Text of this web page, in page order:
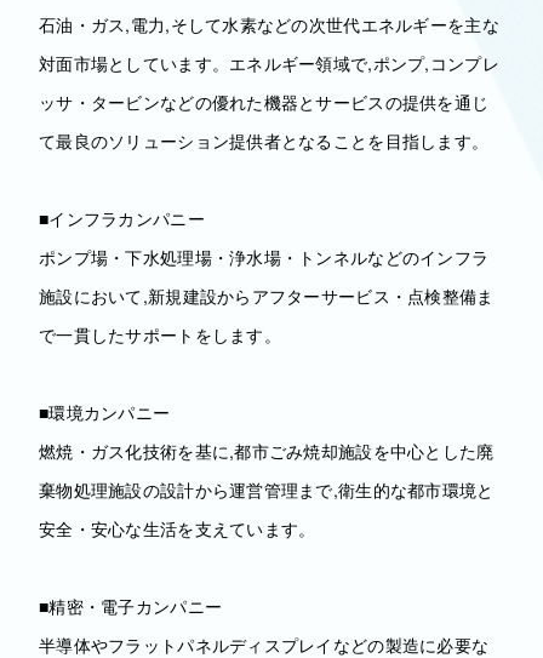
石油・ガス,電力,そして水素などの次世代エネルギーを主な
対面市場としています。エネルギー領域で,ポンプ,コンプレ
ッサ・タービンなどの優れた機器とサービスの提供を通じ
て最良のソリューション提供者となることを目指します。
■インフラカンパニー
ポンプ場・下水処理場・浄水場・トンネルなどのインフラ
施設において,新規建設からアフターサービス・点検整備ま
で一貫したサポートをします。
■環境カンパニー
燃焼・ガス化技術を基に,都市ごみ焼却施設を中心とした廃
棄物処理施設の設計から運営管理まで,衛生的な都市環境と
安全・安心な生活を支えています。
■精密・電子カンパニー
半導体やフラットパネルディスプレイなどの製造に必要な